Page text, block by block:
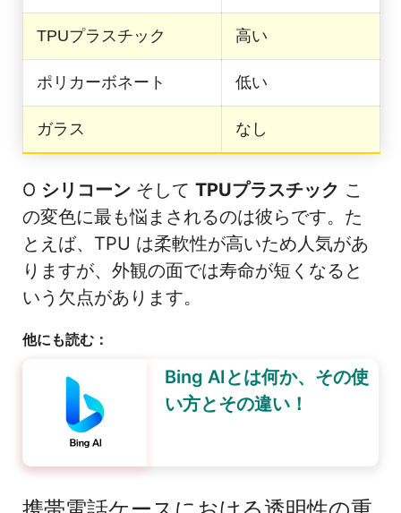
TPUプラスチック 高い
ポリカーボネート 低い
ガラス なし
O シリコーン そして TPUプラスチック こ
の変色に最も悩まされるのは彼らです。た
とえば、TPU は柔軟性が高いため人気があ
りますが、外観の面では寿命が短くなると
いう欠点があります。
他にも読む：
Bing AIとは何か、その使
い方とその違い！